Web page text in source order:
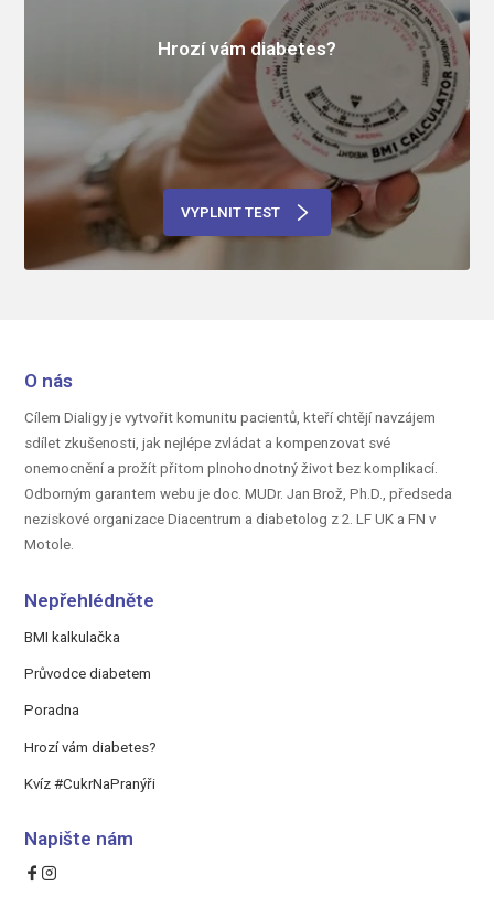
Hrozí vám diabetes?
VYPLNIT TEST
O nás
Cílem Dialigy je vytvořit komunitu pacientů, kteří chtějí navzájem
sdílet zkušenosti, jak nejlépe zvládat a kompenzovat své
onemocnění a prožít přitom plnohodnotný život bez komplikací.
Odborným garantem webu je doc. MUDr. Jan Brož, Ph.D., předseda
neziskové organizace Diacentrum a diabetolog z 2. LF UK a FN v
Motole.
Nepřehlédněte
BMI kalkulačka
Průvodce diabetem
Poradna
Hrozí vám diabetes?
Kvíz #CukrNaPranýři
Napište nám